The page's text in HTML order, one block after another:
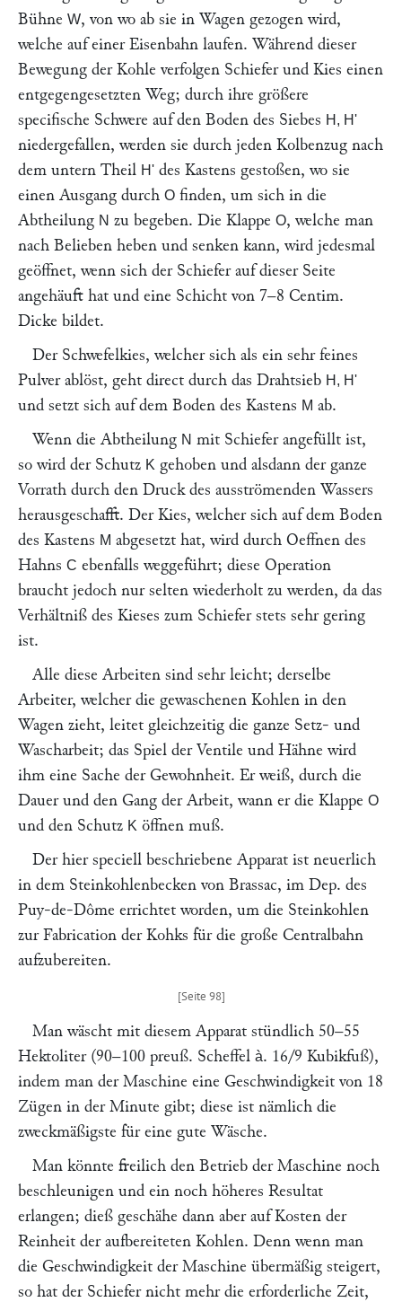
Bühne W, von wo ab sie in Wagen gezogen wird,
welche auf einer Eisenbahn laufen. Während dieser
Bewegung der Kohle verfolgen Schiefer und Kies einen
entgegengesetzten Weg; durch ihre größere
specifische Schwere auf den Boden des Siebes H, H'
niedergefallen, werden sie durch jeden Kolbenzug nach
dem untern Theil H' des Kastens gestoßen, wo sie
einen Ausgang durch O finden, um sich in die
Abtheilung N zu begeben. Die Klappe O, welche man
nach Belieben heben und senken kann, wird jedesmal
geöffnet, wenn sich der Schiefer auf dieser Seite
angehäuft hat und eine Schicht von 7–8 Centim.
Dicke bildet.
Der Schwefelkies, welcher sich als ein sehr feines
Pulver ablöst, geht direct durch das Drahtsieb H, H'
und setzt sich auf dem Boden des Kastens M ab.
Wenn die Abtheilung N mit Schiefer angefüllt ist,
so wird der Schutz K gehoben und alsdann der ganze
Vorrath durch den Druck des ausströmenden Wassers
herausgeschafft. Der Kies, welcher sich auf dem Boden
des Kastens M abgesetzt hat, wird durch Oeffnen des
Hahns C ebenfalls weggeführt; diese Operation
braucht jedoch nur selten wiederholt zu werden, da das
Verhältniß des Kieses zum Schiefer stets sehr gering
ist.
Alle diese Arbeiten sind sehr leicht; derselbe
Arbeiter, welcher die gewaschenen Kohlen in den
Wagen zieht, leitet gleichzeitig die ganze Setz- und
Wascharbeit; das Spiel der Ventile und Hähne wird
ihm eine Sache der Gewohnheit. Er weiß, durch die
Dauer und den Gang der Arbeit, wann er die Klappe O
und den Schutz K öffnen muß.
Der hier speciell beschriebene Apparat ist neuerlich
in dem Steinkohlenbecken von Brassac, im Dep. des
Puy-de-Dôme errichtet worden, um die Steinkohlen
zur Fabrication der Kohks für die große Centralbahn
aufzubereiten.
Man wäscht mit diesem Apparat stündlich 50–55
Hektoliter (90–100 preuß. Scheffel à. 16/9 Kubikfuß),
indem man der Maschine eine Geschwindigkeit von 18
Zügen in der Minute gibt; diese ist nämlich die
zweckmäßigste für eine gute Wäsche.
Man könnte freilich den Betrieb der Maschine noch
beschleunigen und ein noch höheres Resultat
erlangen; dieß geschähe dann aber auf Kosten der
Reinheit der aufbereiteten Kohlen. Denn wenn man
die Geschwindigkeit der Maschine übermäßig steigert,
so hat der Schiefer nicht mehr die erforderliche Zeit,